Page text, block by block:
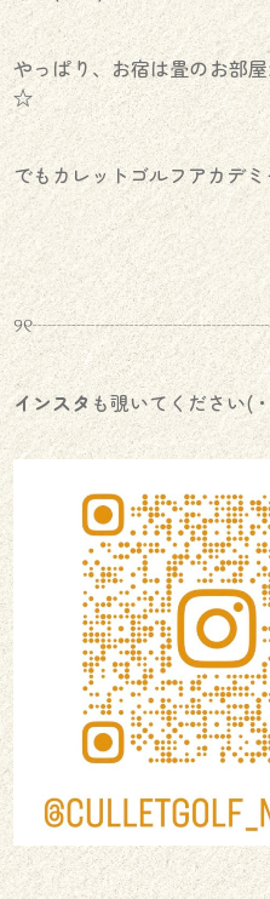
やっぱり、お宿は畳のお部
☆
でもカレットゴルフアカデ
インスタも覗いてください(